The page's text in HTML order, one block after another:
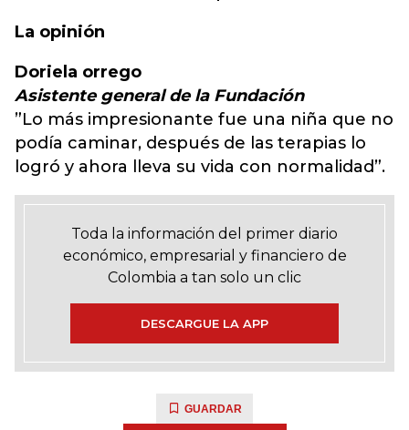
La opinión
Doriela orrego
Asistente general de la Fundación
”Lo más impresionante fue una niña que no
podía caminar, después de las terapias lo
logró y ahora lleva su vida con normalidad”.
Toda la información del primer diario
económico, empresarial y financiero de
Colombia a tan solo un clic
DESCARGUE LA APP
GUARDAR